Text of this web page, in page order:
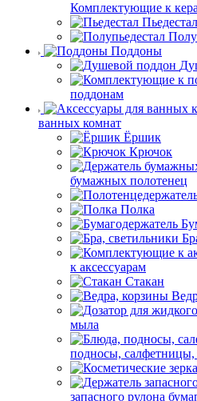
Комплектующие к
Пьедестал
Поддоны
поддонам
ванных комнат
Ёршик
Крючок
бумажных полотенец
Полка
к аксессуарам
Стакан
мыла
подносы, салфетницы,
запасного рулона